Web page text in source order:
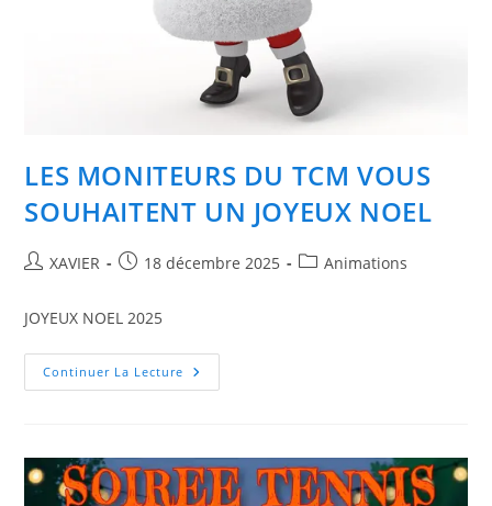
LES MONITEURS DU TCM VOUS
SOUHAITENT UN JOYEUX NOEL
Auteur/autrice
publication :
XAVIER
Publication
18 décembre 2025
PostAnimations
JOYEUX NOEL 2025
Continuer La Lecture LES
MONITEURS
UN
JOYEUX
NOEL